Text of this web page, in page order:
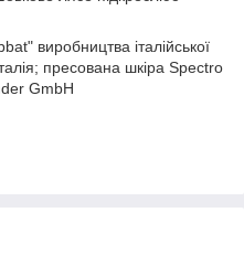
виробництва італійської
пресована шкіра Spectro
GmbH